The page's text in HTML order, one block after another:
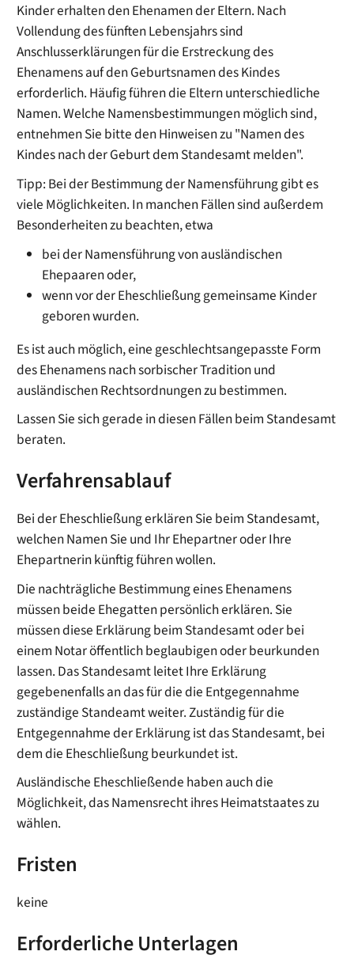
Kinder erhalten den Ehenamen der Eltern. Nach
Vollendung des fünften Lebensjahrs sind
Anschlusserklärungen für die Erstreckung des
Ehenamens auf den Geburtsnamen des Kindes
erforderlich. Häufig führen die Eltern unterschiedliche
Namen. Welche Namensbestimmungen möglich sind,
entnehmen Sie bitte den Hinweisen zu "Namen des
Kindes nach der Geburt dem Standesamt melden".
Tipp: Bei der Bestimmung der Namensführung gibt es
viele Möglichkeiten. In manchen Fällen sind außerdem
Besonderheiten zu beachten, etwa
bei der Namensführung von ausländischen
Ehepaaren oder,
wenn vor der Eheschließung gemeinsame Kinder
geboren wurden.
Es ist auch möglich, eine geschlechtsangepasste Form
des Ehenamens nach sorbischer Tradition und
ausländischen Rechtsordnungen zu bestimmen.
Lassen Sie sich gerade in diesen Fällen beim Standesamt
beraten.
Verfahrensablauf
Bei der Eheschließung erklären Sie beim Standesamt,
welchen Namen Sie und Ihr Ehepartner oder Ihre
Ehepartnerin künftig führen wollen.
Die nachträgliche Bestimmung eines Ehenamens
müssen beide Ehegatten persönlich erklären. Sie
müssen diese Erklärung beim Standesamt oder bei
einem Notar öffentlich beglaubigen oder beurkunden
lassen. Das Standesamt leitet Ihre Erklärung
gegebenenfalls an das für die die Entgegennahme
zuständige Standeamt weiter. Zuständig für die
Entgegennahme der Erklärung ist das Standesamt, bei
dem die Eheschließung beurkundet ist.
Ausländische Eheschließende haben auch die
Möglichkeit, das Namensrecht ihres Heimatstaates zu
wählen.
Fristen
keine
Erforderliche Unterlagen